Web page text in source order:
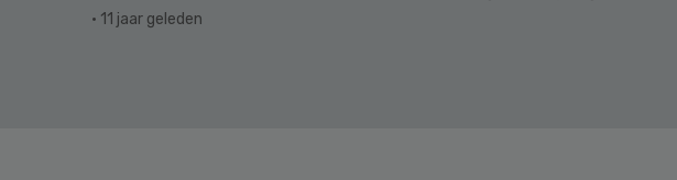
· 11 jaar geleden